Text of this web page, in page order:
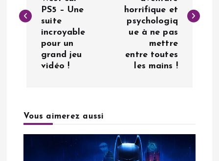
v
i
PS5 – Une
suite
incroyable
pour un
grand jeu
vidéo !
horrifique et
psychologiq
ue à ne pas
mettre
entre toutes
les mains !
Vous aimerez aussi